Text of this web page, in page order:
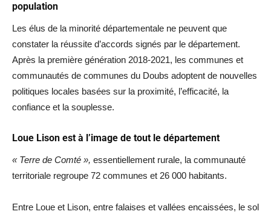
population
Les élus de la minorité départementale ne peuvent que
constater la réussite d’accords signés par le département.
Après la première génération 2018-2021, les communes et
communautés de communes du Doubs adoptent de nouvelles
politiques locales basées sur la proximité, l’efficacité, la
confiance et la souplesse.
Loue Lison est à l’image de tout le département
« Terre de Comté », essentiellement rurale, la communauté
territoriale regroupe 72 communes et 26 000 habitants.
Entre Loue et Lison, entre falaises et vallées encaissées, le sol